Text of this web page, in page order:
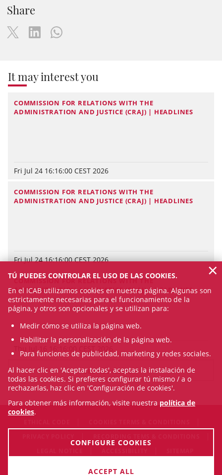
Share
It may interest you
COMMISSION FOR RELATIONS WITH THE
ADMINISTRATION AND JUSTICE (CRAJ) | HEADLINES
Fri Jul 24 16:16:00 CEST 2026
COMMISSION FOR RELATIONS WITH THE
ADMINISTRATION AND JUSTICE (CRAJ) | HEADLINES
Fri Jul 24 16:16:00 CEST 2026
COMMISSION FOR RELATIONS WITH THE
ADMINISTRATION AND JUSTICE (CRAJ) | HEADLINES
Thu Jul 16 16:16:00 CEST 2026
SEE ALL NEWS
© Sun Aug 09 07:54:27 CEST 2026 Il·lustre Col·legi de
TÚ PUEDES CONTROLAR EL USO DE LAS COOKIES.
En el ICAB utilizamos cookies en nuestra página. Algunas son
estrictamente necesarias para el funcionamiento de la
página, y otros son opcionales y se utilizan para:
Medir cómo se utiliza la página web.
Habilitar la personalización de la página web.
Para funciones de publicidad, marketing y redes sociales.
Al hacer clic en 'Aceptar todas', aceptas la instalación de
todas las cookies. Si prefieres configurar tú mismo / a o
rechazarlas, haz clic en 'Configuración de cookies'.
Para obtener más información, visite nuestra política de
cookies.
CONFIGURE COOKIES
ACCEPT ALL
×